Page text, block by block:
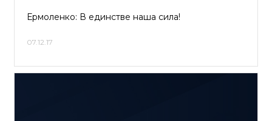
Ермоленко: В единстве наша сила!
07.12.17